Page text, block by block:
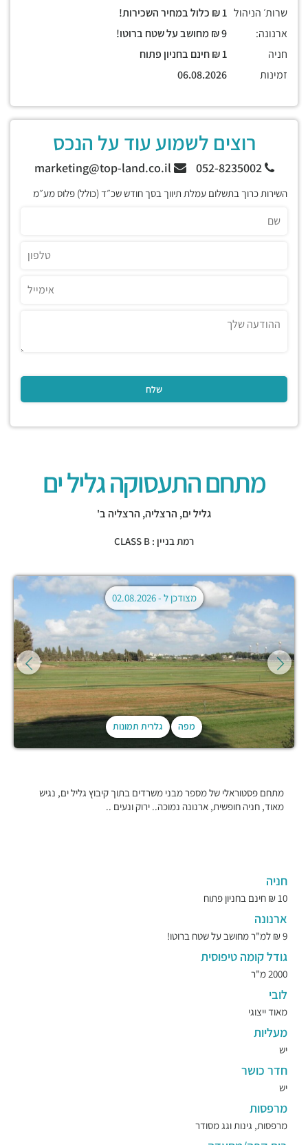
שרות׳ הניהול
ארנונה:
חניה
זמינות
רוצים לשמוע עוד על הנכס
052-8235002
השירות כרוך בתשלום עמלת תיווך בסך חודש שכ״ד (כולל) פלוס מע״מ
מתחם התעסוקה גליל ים
גליל ים, הרצליה, הרצליה ב'
רמת בניין : CLASS B
מפה גלרית תמונות
מצודכן ל -02.08.2026
מתחם פסטוראלי של מספר מבני משרדים בתוך קיבוץ גליל ים, נגיש
מאוד, חניה חופשית, ארנונה נמוכה.. ירוק ונעים ..
חניה
10 ₪ חינם בחניון פתוח
ארנונה
9 ₪ למ"ר מחושב על שטח ברוטו!
גודל קומה טיפוסית
2000 מ"ר
לובי
מאוד ייצוגי
מעליות
יש
חדר כושר
יש
מרפסות
מרפסות, גינות וגג מסודר